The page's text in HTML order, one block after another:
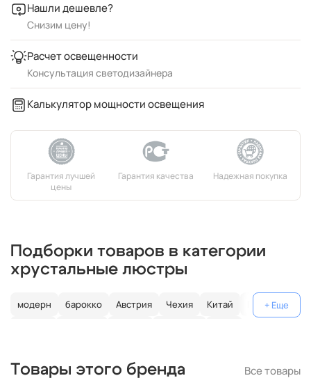
Нашли дешевле?
Снизим цену!
Расчет освещенности
Консультация светодизайнера
Калькулятор мощности освещения
Подборки товаров в категории
хрустальные люстры
модерн барокко Австрия Чехия Китай
Германия
круглые
классические светодиодные
кольцо
Товары этого бренда Все товары